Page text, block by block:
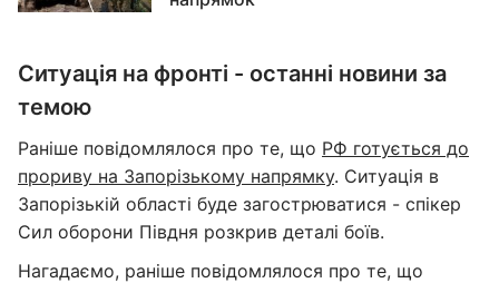
Ситуація на фронті - останні новини за
темою
Раніше повідомлялося про те, що РФ готується до
прориву на Запорізькому напрямку. Ситуація в
Запорізькій області буде загострюватися - спікер
Сил оборони Півдня розкрив деталі боїв.
Нагадаємо, раніше повідомлялося про те, що